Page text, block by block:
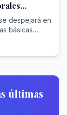
despejará en
básicas
últimas